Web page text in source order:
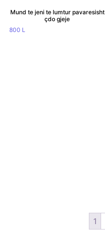
Mund te jeni te lumtur pavaresisht
çdo gjeje
800 L
1